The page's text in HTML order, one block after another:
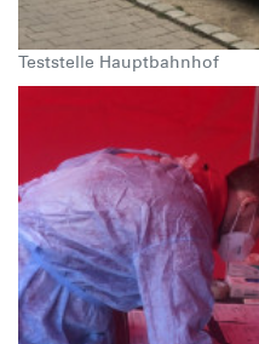
Teststelle Hauptbahnhof